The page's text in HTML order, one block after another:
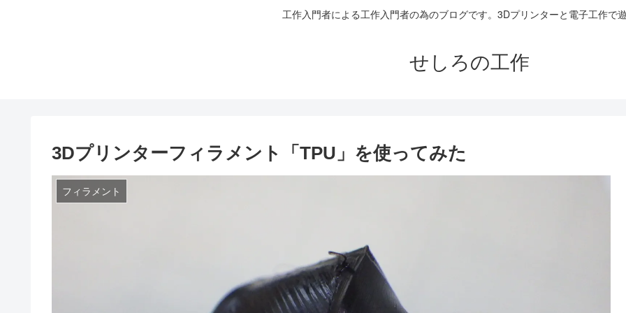
工作入門者による工作入門者の為のブログです。3Dプリンターと電子工作で
せしろの工作
3Dプリンターフィラメント「TPU」を使ってみた
フィラメント